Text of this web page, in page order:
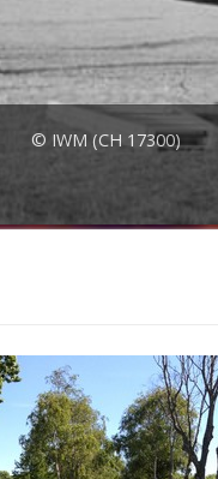
© IWM (CH 17300)